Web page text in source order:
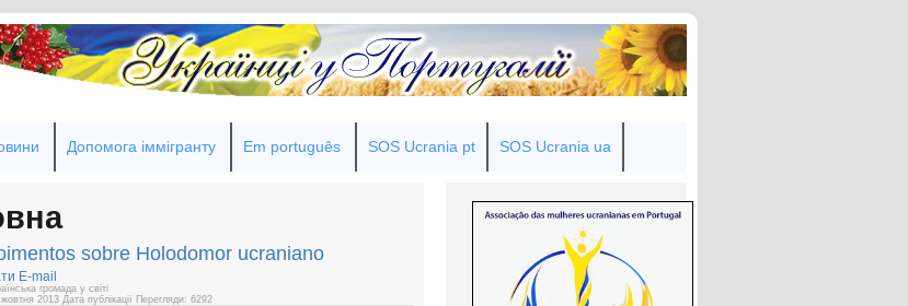
Допомога іммігранту Em português SOS Ucrania pt SOS Ucrania ua
sobre Holodomor ucraniano
E-mail
громада у світі
2013 Дата публікації Перегляди: 6292